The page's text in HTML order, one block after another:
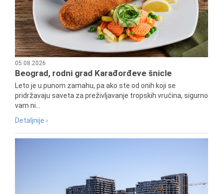
05.08.2026
Beograd, rodni grad Karađorđeve šnicle
Leto je u punom zamahu, pa ako ste od onih koji se
pridržavaju saveta za preživljavanje tropskih vrućina, sigurno
vam ni...
Detaljnije ›